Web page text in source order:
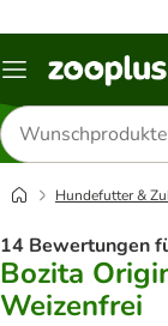
Menü
Produkte
suchen
Hundefutter &
14 Bewertungen
Bozita
Weizenfrei